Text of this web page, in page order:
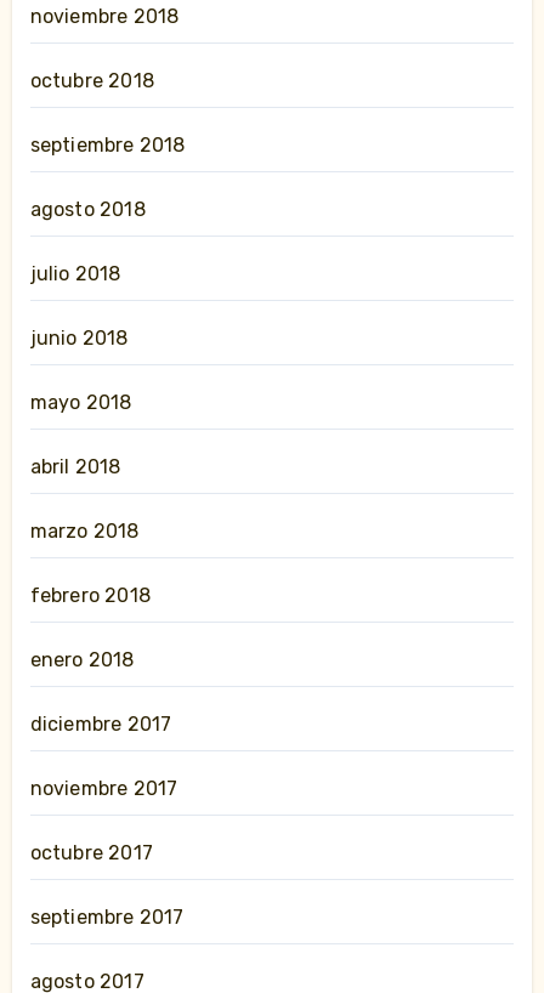
noviembre 2018
octubre 2018
septiembre 2018
agosto 2018
julio 2018
junio 2018
mayo 2018
abril 2018
marzo 2018
febrero 2018
enero 2018
diciembre 2017
noviembre 2017
octubre 2017
septiembre 2017
agosto 2017